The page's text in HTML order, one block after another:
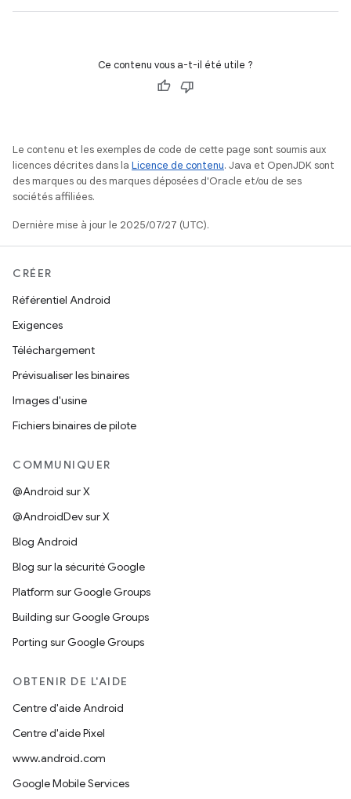
Ce contenu vous a-t-il été utile ?
Le contenu et les exemples de code de cette page sont soumis aux
licences décrites dans la Licence de contenu. Java et OpenJDK sont
des marques ou des marques déposées d'Oracle et/ou de ses
sociétés affiliées.
Dernière mise à jour le 2025/07/27 (UTC).
CRÉER
Référentiel Android
Exigences
Téléchargement
Prévisualiser les binaires
Images d'usine
Fichiers binaires de pilote
COMMUNIQUER
@Android sur X
@AndroidDev sur X
Blog Android
Blog sur la sécurité Google
Platform sur Google Groups
Building sur Google Groups
Porting sur Google Groups
OBTENIR DE L'AIDE
Centre d'aide Android
Centre d'aide Pixel
www.android.com
Google Mobile Services